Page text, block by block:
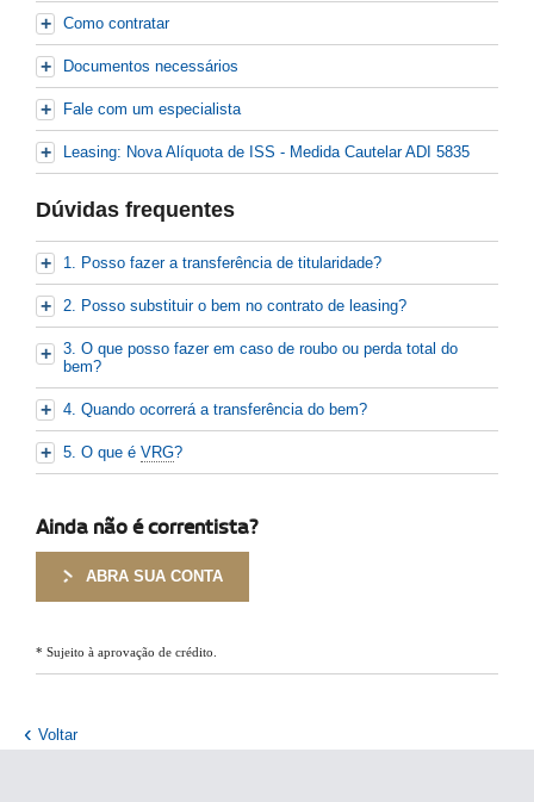
Como contratar
Documentos necessários
Fale com um especialista
Leasing: Nova Alíquota de ISS - Medida Cautelar ADI 5835
Dúvidas frequentes
1. Posso fazer a transferência de titularidade?
2. Posso substituir o bem no contrato de leasing?
3. O que posso fazer em caso de roubo ou perda total do
bem?
4. Quando ocorrerá a transferência do bem?
5. O que é VRG?
Ainda não é correntista?
ABRA SUA CONTA
* Sujeito à aprovação de crédito.
Voltar